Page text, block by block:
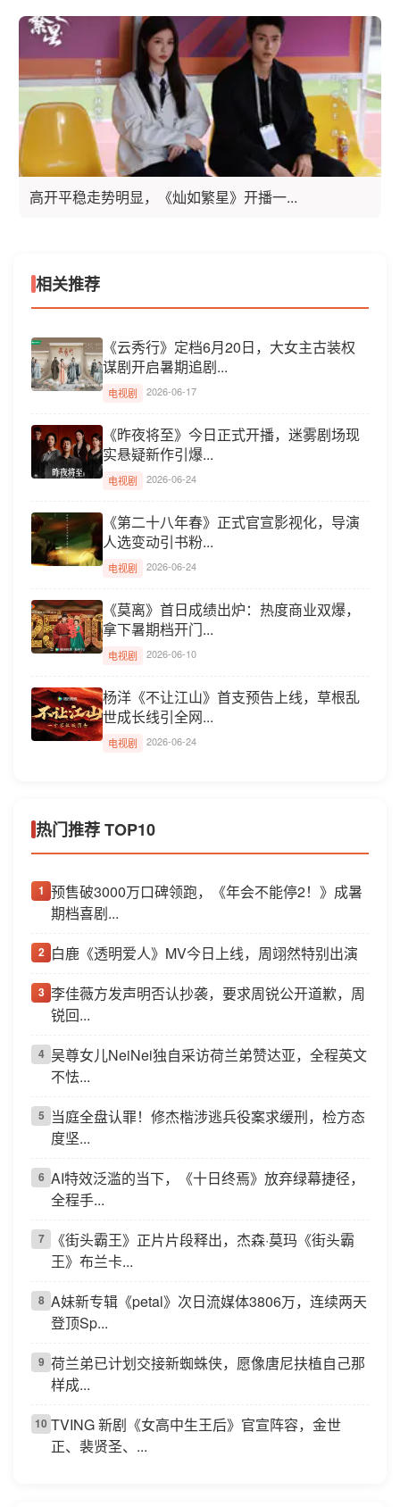
高开平稳走势明显，《灿如繁星》开播一...
相关推荐
《云秀行》定档6月20日，大女主古装权
谋剧开启暑期追剧...
电视剧 2026-06-17
《昨夜将至》今日正式开播，迷雾剧场现
实悬疑新作引爆...
电视剧 2026-06-24
《第二十八年春》正式官宣影视化，导演
人选变动引书粉...
电视剧 2026-06-24
《莫离》首日成绩出炉：热度商业双爆，
拿下暑期档开门...
电视剧 2026-06-10
杨洋《不让江山》首支预告上线，草根乱
世成长线引全网...
电视剧 2026-06-24
热门推荐 TOP10
1 预售破3000万口碑领跑，《年会不能停2！》成暑
期档喜剧...
2 白鹿《透明爱人》MV今日上线，周翊然特别出演
3 李佳薇方发声明否认抄袭，要求周锐公开道歉，周
锐回...
4 吴尊女儿NeiNei独自采访荷兰弟赞达亚，全程英文
不怯...
5 当庭全盘认罪！修杰楷涉逃兵役案求缓刑，检方态
度坚...
6 AI特效泛滥的当下，《十日终焉》放弃绿幕捷径，
全程手...
7
《街头霸王》正片片段释出，杰森·莫玛《街头霸
王》布兰卡...
8 A妹新专辑《petal》次日流媒体3806万，连续两天
登顶Sp...
9 荷兰弟已计划交接新蜘蛛侠，愿像唐尼扶植自己那
样成...
10 TVING 新剧《女高中生王后》官宣阵容，金世
正、裴贤圣、...